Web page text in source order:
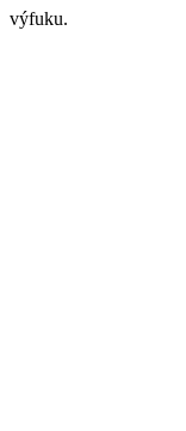
výfuku.